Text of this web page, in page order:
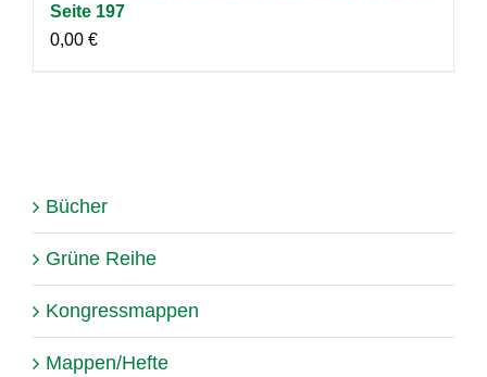
Seite 197
0,00 €
Bücher
Grüne Reihe
Kongressmappen
Mappen/Hefte